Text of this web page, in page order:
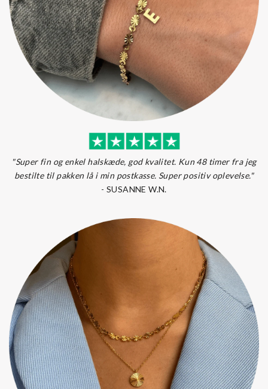
"Super fin og enkel halskæde, god kvalitet. Kun 48 timer fra jeg
bestilte til pakken lå i min postkasse. Super positiv oplevelse."
- SUSANNE W.N.